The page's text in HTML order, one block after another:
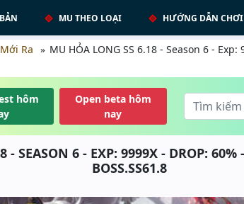
MU THEO LOẠI HƯỚNG DẪN CHƠI
Ra
MU HỎA LONG SS 6.18 - Season 6 -
hôm
Open beta hôm
nay
- SEASON 6 - EXP: 9999X - DROP:
BOSS.SS61.8